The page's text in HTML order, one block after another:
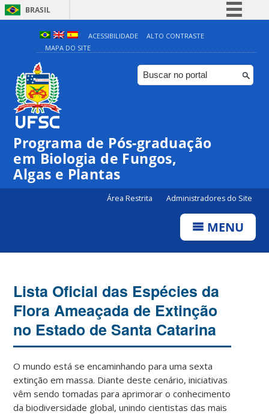
BRASIL
Simplifique!
Comunica BR
Participe
ACESSIBILIDADE
ALTO CONTRASTE
MAPA DO SITE
Programa de Pós-graduação
em Biologia de Fungos,
Algas e Plantas
Área Restrita Administradores do Site
MENU
Lista Oficial das Espécies da
Flora Ameaçada de Extinção
no Estado de Santa Catarina
O mundo está se encaminhando para uma sexta
extinção em massa. Diante deste cenário, iniciativas
vêm sendo tomadas para aprimorar o conhecimento
da biodiversidade global, unindo cientistas das mais